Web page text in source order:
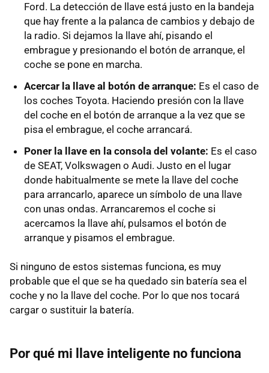
Ford. La detección de llave está justo en la bandeja
que hay frente a la palanca de cambios y debajo de
la radio. Si dejamos la llave ahí, pisando el
embrague y presionando el botón de arranque, el
coche se pone en marcha.
Acercar la llave al botón de arranque: Es el caso de
los coches Toyota. Haciendo presión con la llave
del coche en el botón de arranque a la vez que se
pisa el embrague, el coche arrancará.
Poner la llave en la consola del volante: Es el caso
de SEAT, Volkswagen o Audi. Justo en el lugar
donde habitualmente se mete la llave del coche
para arrancarlo, aparece un símbolo de una llave
con unas ondas. Arrancaremos el coche si
acercamos la llave ahí, pulsamos el botón de
arranque y pisamos el embrague.
Si ninguno de estos sistemas funciona, es muy
probable que el que se ha quedado sin batería sea el
coche y no la llave del coche. Por lo que nos tocará
cargar o sustituir la batería.
Por qué mi llave inteligente no funciona